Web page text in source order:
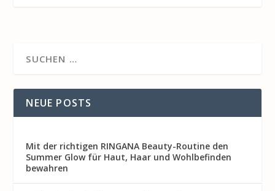
NEUE POSTS
Mit der richtigen RINGANA Beauty-Routine den
Summer Glow für Haut, Haar und Wohlbefinden
bewahren